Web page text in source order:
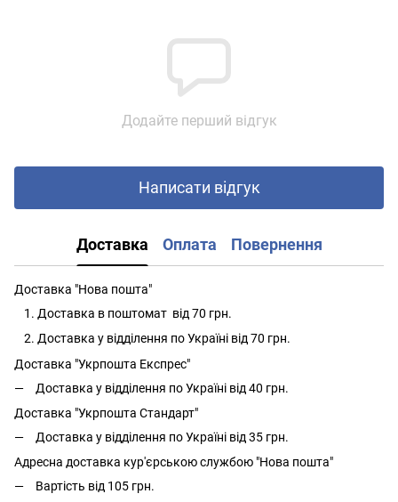
Додайте перший відгук
Написати відгук
Доставка Оплата Повернення
Доставка "Нова пошта"
Доставка в поштомат від 70 грн.
Доставка у відділення по Україні від 70 грн.
Доставка "Укрпошта Експрес"
Доставка у відділення по Україні від 40 грн.
Доставка "Укрпошта Стандарт"
Доставка у відділення по Україні від 35 грн.
Адресна доставка кур'єрською службою "Нова пошта"
Вартість від 105 грн.